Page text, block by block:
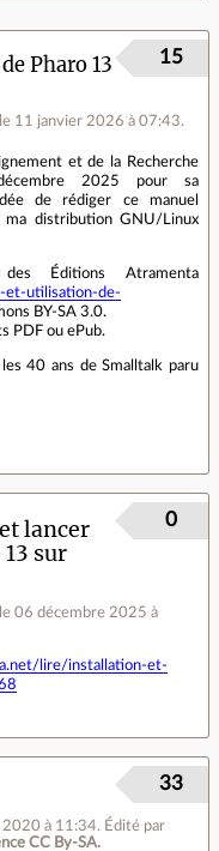
Pharo 13
le 11 janvier 2026 à 07:43.
15
et de la Recherche
2025 pour sa
de rédiger ce manuel
distribution GNU/Linux
Éditions Atramenta
et-utilisation-de-
BY-SA 3.0.
PDF ou ePub.
40 ans de Smalltalk paru
lancer
sur
le 06 décembre 2025 à
0
lire/installation-et-
2020 à 11:34. Édité par
CC By‑SA.
33